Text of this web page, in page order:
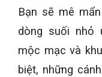
Bạn sẽ mê
dòng suối nhỏ
mộc mạc và
biệt, những